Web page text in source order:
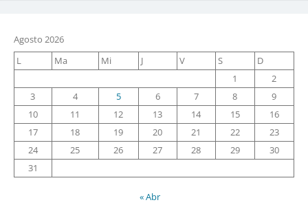
Agosto 2026
L
Ma Mi J V S
D
1
2
3
4 5 6 7 8
9
10
11 12 13 14 15
16
17
18 19 20 21 22
23
24
25 26 27 28 29
30
31
« Abr